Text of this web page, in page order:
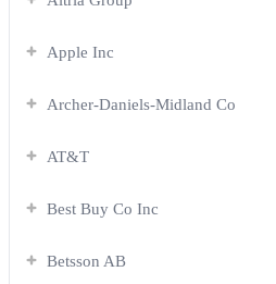
Apple Inc
Archer-Daniels-Midland Co
AT&T
Best Buy Co Inc
Betsson AB